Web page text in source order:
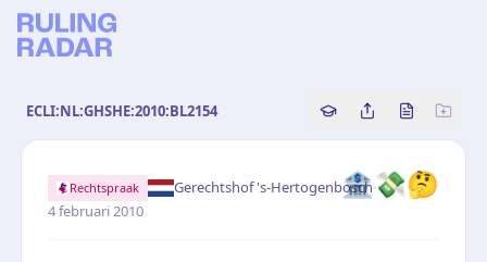
ECLI:NL:GHSHE:2010:BL2154 Copy source
Share this
Bekijk
🏦💸🤔
Rechtspraak Gerechtshof 's-Hertogenbosch·
4 februari 2010